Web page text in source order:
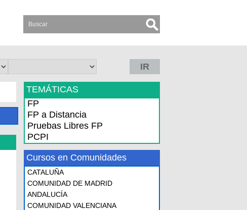
IR
TEMÁTICAS
FP
FP a Distancia
Pruebas Libres FP
PCPI
Cursos en Comunidades
CATALUÑA
COMUNIDAD DE MADRID
ANDALUCÍA
COMUNIDAD VALENCIANA